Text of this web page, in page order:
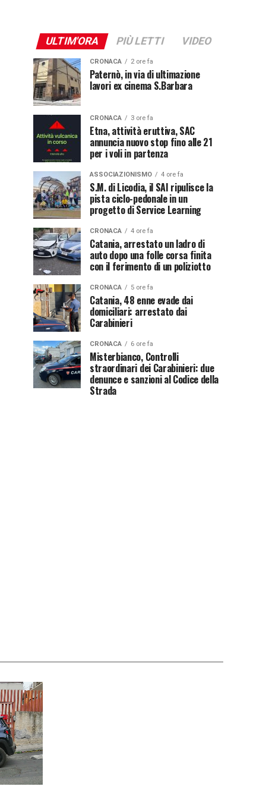
ULTIM'ORA PIÙ LETTI VIDEO
CRONACA 2 ore fa
Paternò, in via di ultimazione
lavori ex cinema S.Barbara
CRONACA 3 ore fa
Etna, attività eruttiva, SAC
annuncia nuovo stop fino alle 21
per i voli in partenza
ASSOCIAZIONISMO 4 ore fa
S.M. di Licodia, il SAI ripulisce la
pista ciclo-pedonale in un
progetto di Service Learning
CRONACA 4 ore fa
Catania, arrestato un ladro di
auto dopo una folle corsa finita
con il ferimento di un poliziotto
CRONACA 5 ore fa
Catania, 48 enne evade dai
domiciliari: arrestato dai
Carabinieri
CRONACA 6 ore fa
Misterbianco, Controlli
straordinari dei Carabinieri: due
denunce e sanzioni al Codice della
Strada